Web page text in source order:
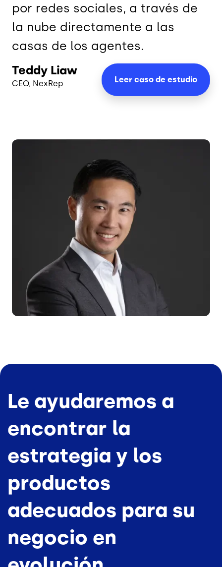
por redes sociales, a través de
la nube directamente a las
casas de los agentes.
Teddy Liaw
CEO, NexRep Leer caso de estudio
Imagen
Le ayudaremos a
encontrar la
estrategia y los
productos
adecuados para su
negocio en